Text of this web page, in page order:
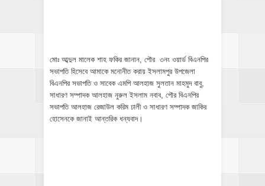
মোঃ আব্দুল মালেক শাহ ফকির জানান, পৌর ৩নং ওয়ার্ড বিএনপির
সভাপতি হিসেবে আমাকে মনোনীত করায় ইসলামপুর উপজেলা
বিএনপির সভাপতি ও সাবেক এমপি আলহাজ সুলতান মাহমুদ বাবু,
সাধারণ সম্পাদক আলহাজ নুরুল ইসলাম নবাব, পৌর বিএনপির
সভাপতি আলহাজ রেজাউল করিম ঢালী ও সাধারণ সম্পাদক জাকির
হোসেনকে জানাই আন্তরিক ধন্যবাদ।